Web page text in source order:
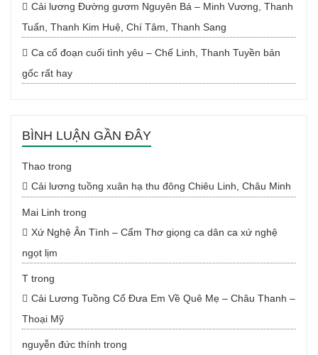
Cải lương Đường gươm Nguyên Bá – Minh Vương, Thanh
Tuấn, Thanh Kim Huệ, Chí Tâm, Thanh Sang
Ca cổ đoạn cuối tình yêu – Chế Linh, Thanh Tuyền bản
gốc rất hay
BÌNH LUẬN GẦN ĐÂY
Thao trong
Cải lương tuồng xuân hạ thu đông Chiêu Linh, Châu Minh
Mai Linh trong
Xứ Nghệ Ân Tình – Cẩm Thơ giọng ca dân ca xứ nghệ
ngọt lịm
T trong
Cải Lương Tuồng Cổ Đưa Em Về Quê Mẹ – Châu Thanh –
Thoại Mỹ
nguyễn đức thính trong